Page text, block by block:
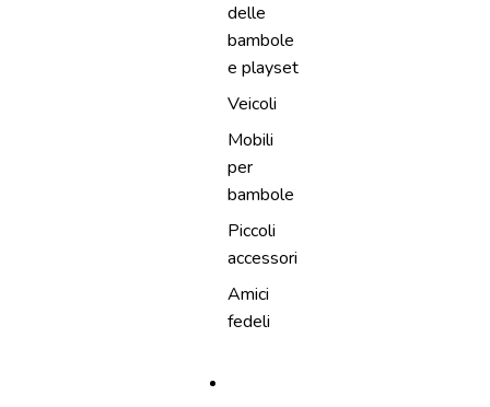
delle
bambole
e playset
Veicoli
Mobili
per
bambole
Piccoli
accessori
Amici
fedeli